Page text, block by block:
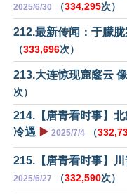
2025/6/30 （334,295次）
212.最新传闻：于朦
（333,696次）
213.大连惊现窟窿云
次）
214.【唐青看时事】
冷遇 ▶️ 2025/7/4 （
215.【唐青看时事】
2025/6/27 （332,590次）